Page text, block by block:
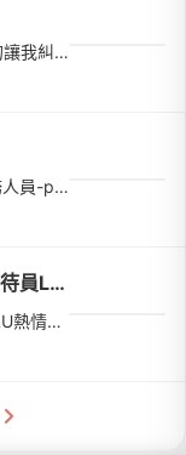
上週終於順利完成登記了！說到登記捧花真的讓我糾結一陣子。一開始先生覺得去戶政事務所拍個照，找間花店買束鮮花就好。但我去問了幾間稍微有設計感的，報價都要兩三千塊。想到最近天氣這麼熱，鮮花拿在手上拍完大概...
第一次去only you門市試穿時，我就覺得服務人員-penny相當親切，聊天過程中也沒有什麼距離，所以當天我就決定要在這家拍婚紗照。在拍照前要注意的事項 都會用line跟我們一個個的確認，避免我們忘記會存在記事本裡面讓我們隨時找的到。 攝影當天化妝設計師-姿雅姿雅按照我事前給的照片裡的造型來幫我設計，妝容上都讓我很滿意，最讓我覺得貼心的就是，外拍過程中，姿雅會很注意
感謝伊頓禮服秘書Vivian!還有接待員Lulu
因為朋友的介紹來到伊頓，感謝接待人員LULU熱情活潑地介紹方案內容，由於婚期接近準備時間急迫，但LULU仍快速安排好後續流程，在官方App上能清楚知道自己每個階段預約的時間。再來就是挑婚紗，非常感謝禮服秘書Vivia...